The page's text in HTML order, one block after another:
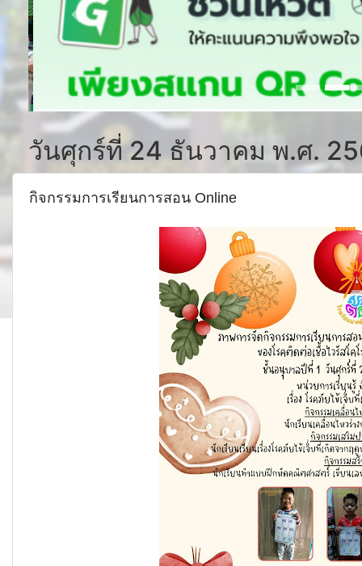
Previous
วันศุกร์ที่ 24 ธันวาคม พ.ศ.
กิจกรรมการเรียนการสอน Online